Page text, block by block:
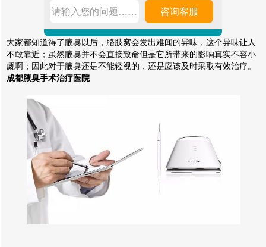
发表时间：2019-12-30 14:09 点击次数：6991
大家都知道得了腋臭以后，胳肢窝会发出难闻的异味，这个异味让人
不敢靠近；虽然腋臭并不会直接致命但是它所带来的影响真实不容小
觑啊；因此对于腋臭还是不能轻视的，还是应该及时采取有效治疗。
成都腋臭手术治疗医院
请输入您的问题…… 咨询客服